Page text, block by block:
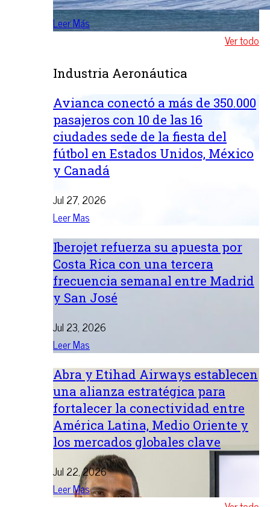
Leer Más
Ver todo
Industria Aeronáutica
Avianca conectó a más de 350.000
pasajeros con 10 de las 16
ciudades sede de la fiesta del
fútbol en Estados Unidos, México
y Canadá
Jul 27, 2026
Leer Mas
Iberojet refuerza su apuesta por
Costa Rica con una tercera
frecuencia semanal entre Madrid
y San José
Jul 23, 2026
Leer Mas
Abra y Etihad Airways establecen
una alianza estratégica para
fortalecer la conectividad entre
América Latina, Medio Oriente y
los mercados globales clave
Jul 22, 2026
Leer Mas